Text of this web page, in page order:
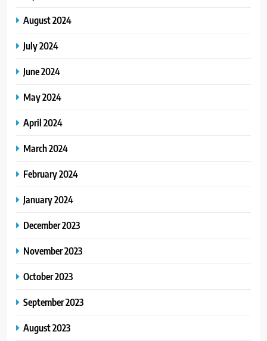
August 2024
July 2024
June 2024
May 2024
April 2024
March 2024
February 2024
January 2024
December 2023
November 2023
October 2023
September 2023
August 2023